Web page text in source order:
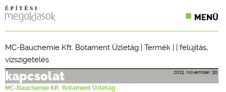
MENÜ
CPR TERMÉKKIÍRÁS
MC-Bauchemie Kft. Botament Üzletág | Termék | | felújítás,
vízszigetelés
2013. november 30.
kapcsolat
MC-Bauchemie Kft. Botament Üzletág